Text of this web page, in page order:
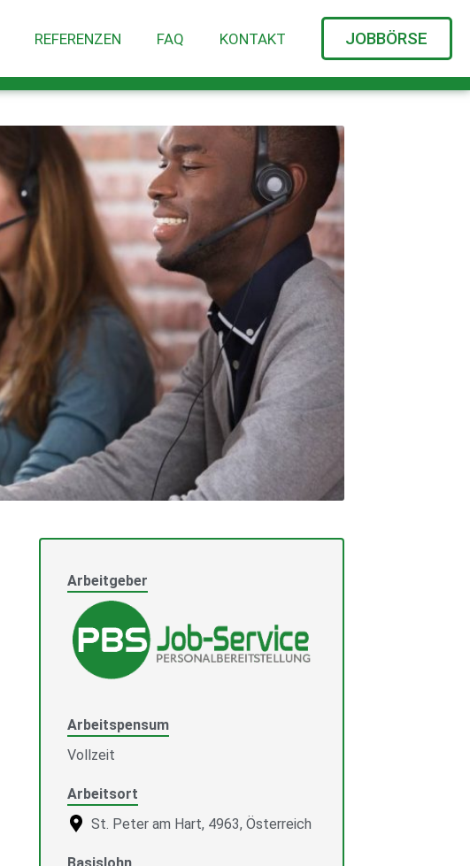
REFERENZEN FAQ KONTAKT JOBBÖRSE
Arbeitgeber
Arbeitspensum
Vollzeit
Arbeitsort
St. Peter am Hart, 4963, Österreich